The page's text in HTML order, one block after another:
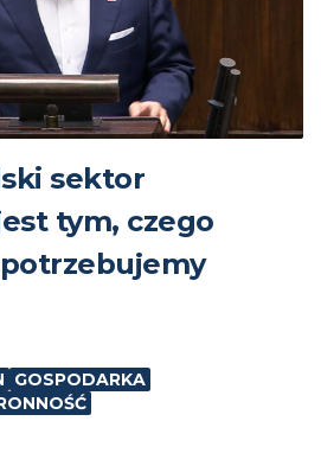
sektor
tym, czego
GOSPODARKA